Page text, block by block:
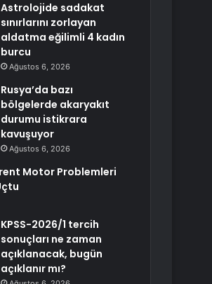
Astrolojide sadakat
sınırlarını zorlayan
aldatma eğilimli 4 kadın
burcu
Ağustos 6, 2026
Rusya’da bazı
bölgelerde akaryakıt
durumu istikrara
kavuşuyor
Ağustos 6, 2026
Motor Problemleri
KPSS-2026/1 tercih
sonuçları ne zaman
açıklanacak, bugün
açıklanır mı?